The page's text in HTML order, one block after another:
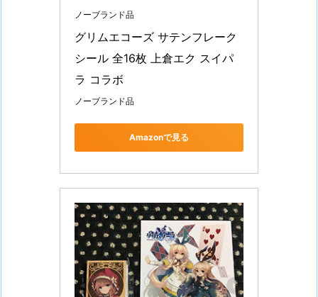
ノーブランド品
グリムエコーズ サテンフレーク
シール 全16枚 上倉エク スイパ
ラ コラボ
ノーブランド品
Amazonで見る